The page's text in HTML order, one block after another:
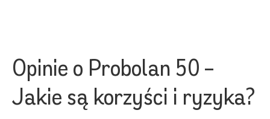
Opinie o Probolan 50 –
Jakie są korzyści i ryzyka?